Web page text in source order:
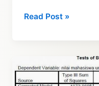
Tutorial
Paired
dengan
Read Post »